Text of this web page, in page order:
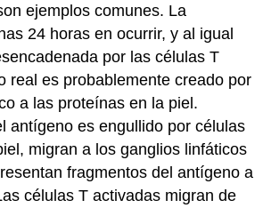
ejemplos comunes. La
24 horas en ocurrir, y al igual
por las células T
real es probablemente creado por
a las proteínas en la piel.
antígeno es engullido por células
migran a los ganglios linfáticos
fragmentos del antígeno a
células T activadas migran de